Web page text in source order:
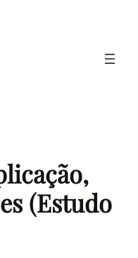
(Estudo